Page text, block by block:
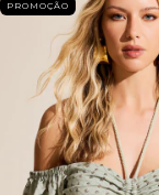
PROMOÇÃO